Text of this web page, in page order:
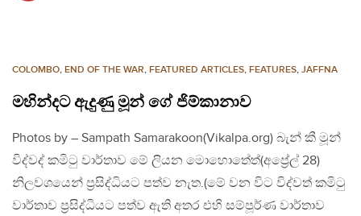
COLOMBO, END OF THE WAR, FEATURED ARTICLES, FEATURES, JAFFNA
මහින්දට ඇදුණු මූන් ගේ ජිම්කානාව
Photos by – Sampath Samarakoon(Vikalpa.org) බැන් කී මූන්
විද්වද් කමිටු වාර්තාව මේ ලියන මොහොතේත්(අප්‍රේල් 28)
නිලවශයෙන් ප්‍රසිද්ධියට පත්ව නැත.(මේ වන විට විද්වත් කමිටු
වාර්තාව ප්‍රසිද්ධියට පත්ව ඇති අතර එහි සම්පූර්ණ වාර්තාව